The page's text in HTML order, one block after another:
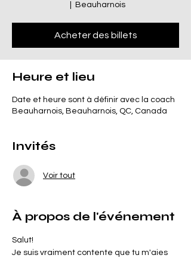
Beauharnois
Acheter des billets
Heure et lieu
Date et heure sont à définir avec la coach
Beauharnois, Beauharnois, QC, Canada
Invités
Voir tout
À propos de l'événement
Salut!
Je suis vraiment contente que tu m'aies